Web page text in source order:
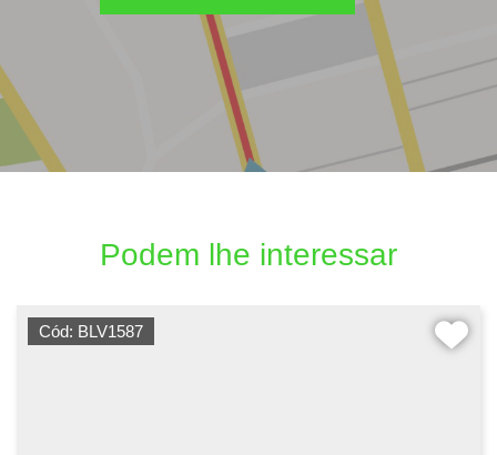
Podem lhe interessar
Cód: BLV1587